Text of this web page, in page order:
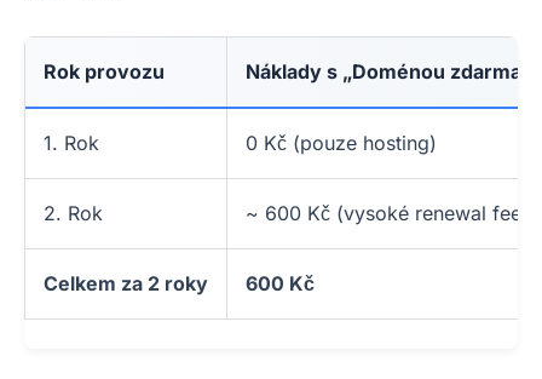
Rok provozu Náklady s „Doménou zdarma“
1. Rok 0 Kč (pouze hosting)
2. Rok ~ 600 Kč (vysoké renewal fee)
Celkem za 2 roky 600 Kč